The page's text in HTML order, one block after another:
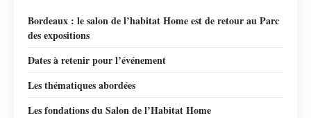
Bordeaux : le salon de l’habitat Home est de retour au Parc
des expositions
Dates à retenir pour l’événement
Les thématiques abordées
Les fondations du Salon de l’Habitat Home